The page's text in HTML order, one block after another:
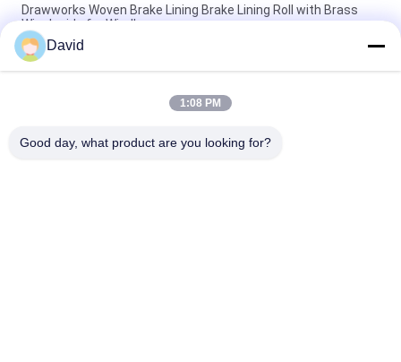
Drawworks Woven Brake Lining Brake Lining Roll with Brass
Wire Inside for Windlass
Verankeringswiel Woven Brake Lining Automotive Brake Lining
Material met Messing
Gepersonaliseerd niet-asbestweefd remvoeringsmateriaal
David
1:08 PM
Good day, what product are you looking for?